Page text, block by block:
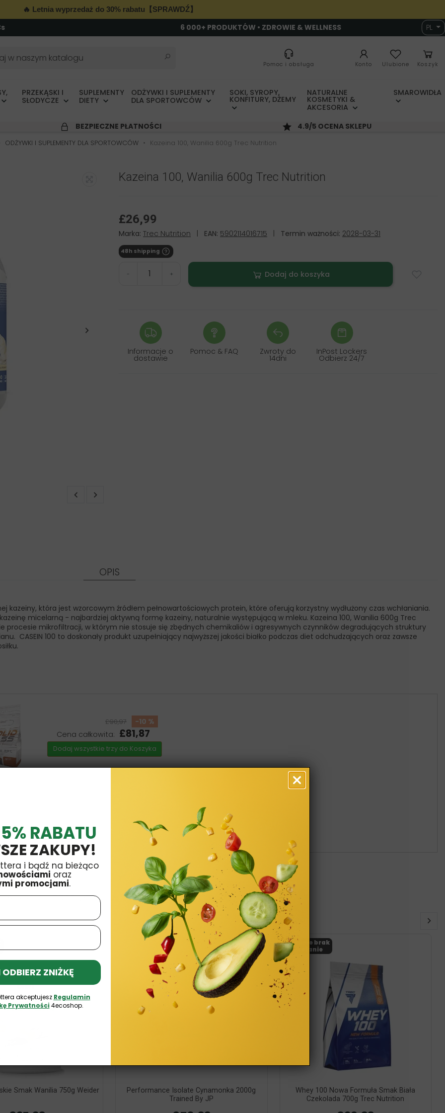
🔥 Letnia wyprzedaż do 30% rabatu【SPRAWDŹ】
6 000+ PRODUKTÓW • ZDROWIE & WELLNESS PL
Pomoc i obsługa Konto Ulubione Koszyk
PRZEKĄSKI I
SŁODYCZE
SUPLEMENTY
DIETY
ODŻYWKI I SUPLEMENTY
DLA SPORTOWCÓW
SOKI, SYROPY,
KONFITURY, DŻEMY
NATURALNE
KOSMETYKI &
AKCESORIA
SMAROWIDŁA
BEZPIECZNE PŁATNOŚCI 4.9/5 OCENA SKLEPU
ODŻYWKI I SUPLEMENTY DLA SPORTOWCÓW Kazeina 100, Wanilia 600g Trec Nutrition
Kazeina 100, Wanilia 600g Trec Nutrition
£26,99
Marka: Trec Nutrition EAN: 5902114016715 Termin ważności: 2028-03-31
48h shipping
- + Dodaj do koszyka
Informacje o
dostawie
Pomoc & FAQ Zwroty do
14dni
InPost Lockers
Odbierz 24/7
OPIS
kazeiny, która jest wzorcowym źródłem pełnowartościowych protein, które oferują korzystny wydłużony czas wchłaniania.
kazeinę micelarną - najbardziej aktywną formę kazeiny, naturalnie występującą w mleku. Kazeina 100, Wanilia 600g Trec
procesie mikrofiltracji, w którym nie stosuje się zbędnych chemikaliów i agresywnych czynników degradujących struktury
CASEIN 100 to doskonały produkt uzupełniający najwyższej jakości białko podczas diet odchudzających oraz zawsze
£90,97
-10 %
Cena całkowita: £81,87
Dodaj wszystkie trzy do Koszyka
16 INNYCH PRODUKTÓW W TEJ SAMEJ KATEGORII:
Smak Wanilia 750g Weider
Performance Isolate Cynamonka 2000g
Trained By JP
Whey 100 Nowa Formuła Smak Biała
Czekolada 700g Trec Nutrition
Obecnie brak
na stanie
RABATU
ZAKUPY!
i bądź na bieżąco
oraz
promocjami.
ZNIŻKĘ
akceptujesz Regulamin
Prywatności 4ecoshop.